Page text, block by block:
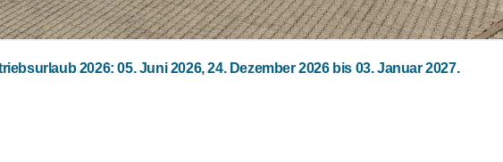
2026: 05. Juni 2026, 24. Dezember 2026 bis 03. Januar 2027.